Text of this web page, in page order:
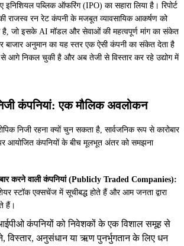
पब्लिक ऑफरिंग (IPO) का सहारा लिया है। रिपोर्ट
राजस्व रन रेट कंपनी के मजबूत व्यावसायिक आकर्षण को
जो इसके AI मॉडल और सेवाओं की महत्वपूर्ण मांग का संकेत
बाजार अनुमान का यह स्तर एक ऐसी कंपनी का संकेत देता है
से आगे निकल चुकी है और अब तेजी से विस्तार कर रहे उद्योग में
कंपनियां: एक मौलिक अवलोकन
निजी रहना क्यों चुन सकता है, सार्वजनिक रूप से कारोबार
आयोजित कंपनियों के बीच मूलभूत अंतर को समझना
करने वाली कंपनियां (Publicly Traded Companies):
स्टॉक एक्सचेंज में सूचीबद्ध होते हैं और आम जनता द्वारा
हैं।
कंपनियों को निवेशकों के एक विशाल समूह से
विस्तार, अनुसंधान या ऋण पुनर्भुगतान के लिए धन